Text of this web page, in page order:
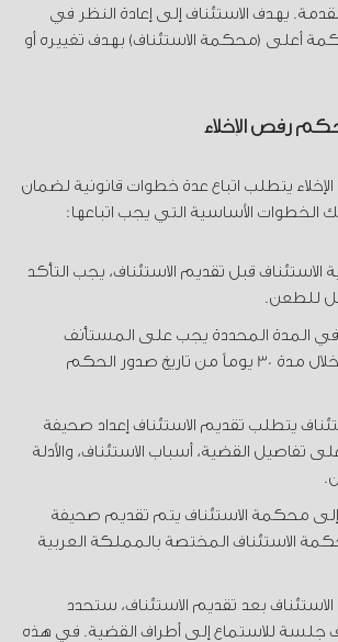
يهدف الاستئناف إلى إعادة النظر في
أعلى (محكمة الاستئناف) بهدف تغييره أو
رفض الإخلاء
يتطلب اتباع عدة خطوات قانونية لضمان
الخطوات الأساسية التي يجب اتباعها:
الاستئناف قبل تقديم الاستئناف، يجب التأكد
للطعن.
في المدة المحددة يجب على المستأنف
تقديم الاستئناف خلال مدة 30 يوماً من تاريخ صدور الحكم
يتطلب تقديم الاستئناف إعداد صحيفة
تفاصيل القضية، أسباب الاستئناف، والأدلة
إلى محكمة الاستئناف يتم تقديم صحيفة
الاستئناف المختصة بالمملكة العربية
بعد تقديم الاستئناف، ستحدد
جلسة للاستماع إلى أطراف القضية. في هذه